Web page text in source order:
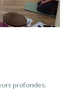
profondes.